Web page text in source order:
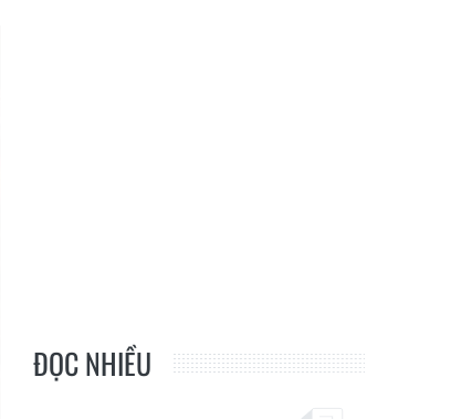
ĐỌC NHIỀU